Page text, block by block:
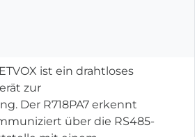
ist ein drahtloses
zur
Der R718PA7 erkennt
über die RS485-